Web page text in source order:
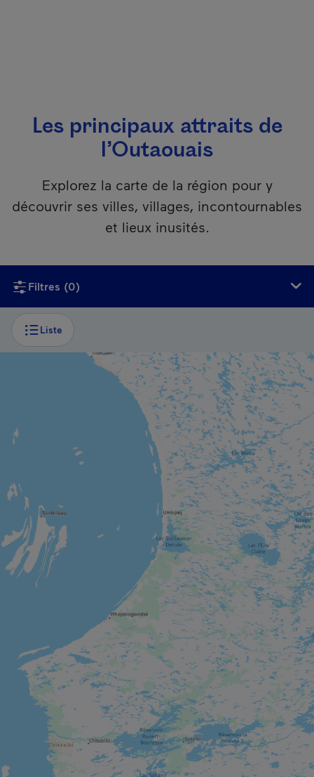
Les principaux attraits de
l’Outaouais
Explorez la carte de la région pour y
découvrir ses villes, villages, incontournables
et lieux inusités.
Filtres (0)
Liste
VILLE
Wakefield
RUE / QUARTIER COMMERCIAL
Aylmer